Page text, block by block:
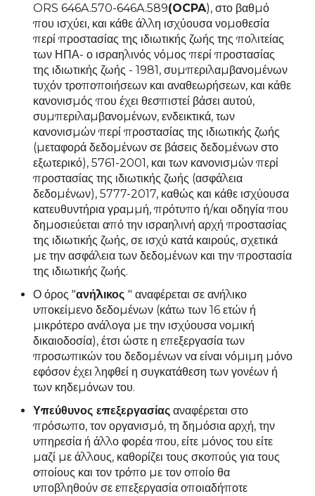
ORS 646A.570-646A.589(OCPA), στο βαθμό
που ισχύει, και κάθε άλλη ισχύουσα νομοθεσία
περί προστασίας της ιδιωτικής ζωής της πολιτείας
των ΗΠΑ- ο ισραηλινός νόμος περί προστασίας
της ιδιωτικής ζωής - 1981, συμπεριλαμβανομένων
τυχόν τροποποιήσεων και αναθεωρήσεων, και κάθε
κανονισμός που έχει θεσπιστεί βάσει αυτού,
συμπεριλαμβανομένων, ενδεικτικά, των
κανονισμών περί προστασίας της ιδιωτικής ζωής
(μεταφορά δεδομένων σε βάσεις δεδομένων στο
εξωτερικό), 5761-2001, και των κανονισμών περί
προστασίας της ιδιωτικής ζωής (ασφάλεια
δεδομένων), 5777-2017, καθώς και κάθε ισχύουσα
κατευθυντήρια γραμμή, πρότυπο ή/και οδηγία που
δημοσιεύεται από την ισραηλινή αρχή προστασίας
της ιδιωτικής ζωής, σε ισχύ κατά καιρούς, σχετικά
με την ασφάλεια των δεδομένων και την προστασία
της ιδιωτικής ζωής.
Ο όρος "ανήλικος" αναφέρεται σε ανήλικο
υποκείμενο δεδομένων (κάτω των 16 ετών ή
μικρότερο ανάλογα με την ισχύουσα νομική
δικαιοδοσία), έτσι ώστε η επεξεργασία των
προσωπικών του δεδομένων να είναι νόμιμη μόνο
εφόσον έχει ληφθεί η συγκατάθεση των γονέων ή
των κηδεμόνων του.
Υπεύθυνος επεξεργασίας αναφέρεται στο
πρόσωπο, τον οργανισμό, τη δημόσια αρχή, την
υπηρεσία ή άλλο φορέα που, είτε μόνος του είτε
μαζί με άλλους, καθορίζει τους σκοπούς για τους
οποίους και τον τρόπο με τον οποίο θα
υποβληθούν σε επεξεργασία οποιαδήποτε